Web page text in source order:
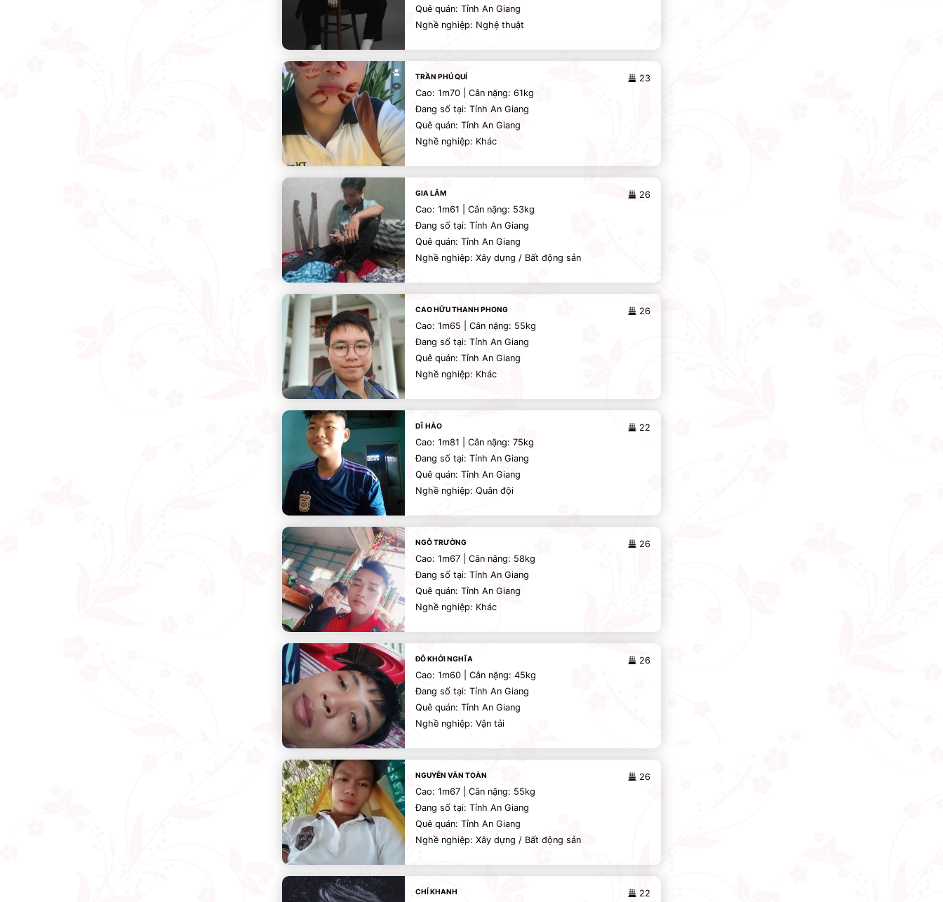
Quê quán: Tỉnh An Giang
Nghề nghiệp: Nghệ thuật
23
TRẦN PHÚ QUÍ
Cao: 1m70 | Cân nặng: 61kg
Đang số tại: Tỉnh An Giang
Quê quán: Tỉnh An Giang
Nghề nghiệp: Khác
26
GIA LÂM
Cao: 1m61 | Cân nặng: 53kg
Đang số tại: Tỉnh An Giang
Quê quán: Tỉnh An Giang
Nghề nghiệp: Xây dựng / Bất động sản
26
CAO HỮU THANH PHONG
Cao: 1m65 | Cân nặng: 55kg
Đang số tại: Tỉnh An Giang
Quê quán: Tỉnh An Giang
Nghề nghiệp: Khác
22
DĨ HÀO
Cao: 1m81 | Cân nặng: 75kg
Đang số tại: Tỉnh An Giang
Quê quán: Tỉnh An Giang
Nghề nghiệp: Quân đội
26
NGÔ TRƯỜNG
Cao: 1m67 | Cân nặng: 58kg
Đang số tại: Tỉnh An Giang
Quê quán: Tỉnh An Giang
Nghề nghiệp: Khác
26
ĐỖ KHỞI NGHĨA
Cao: 1m60 | Cân nặng: 45kg
Đang số tại: Tỉnh An Giang
Quê quán: Tỉnh An Giang
Nghề nghiệp: Vận tải
26
NGUYỄN VĂN TOÀN
Cao: 1m67 | Cân nặng: 55kg
Đang số tại: Tỉnh An Giang
Quê quán: Tỉnh An Giang
Nghề nghiệp: Xây dựng / Bất động sản
22
CHÍ KHANH